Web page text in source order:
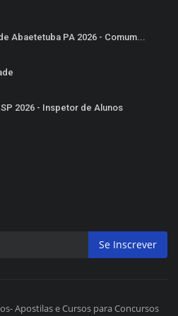
Abaetetuba PA 2026 - Comum...
2026 - Inspetor de Alunos
Se Inscrever
Apostilas e Cursos para Concursos